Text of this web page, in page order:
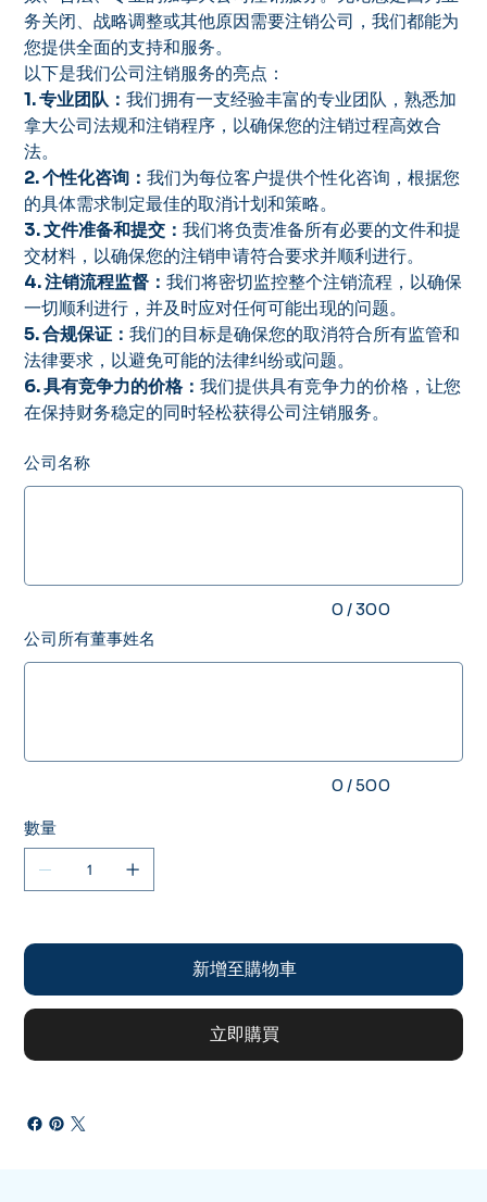
务关闭、战略调整或其他原因需要注销公司，我们都能为
您提供全面的支持和服务。
以下是我们公司注销服务的亮点：
1. 专业团队：我们拥有一支经验丰富的专业团队，熟悉加
拿大公司法规和注销程序，以确保您的注销过程高效合
法。
2. 个性化咨询：我们为每位客户提供个性化咨询，根据您
的具体需求制定最佳的取消计划和策略。
3. 文件准备和提交：我们将负责准备所有必要的文件和提
交材料，以确保您的注销申请符合要求并顺利进行。
4. 注销流程监督：我们将密切监控整个注销流程，以确保
一切顺利进行，并及时应对任何可能出现的问题。
5. 合规保证：我们的目标是确保您的取消符合所有监管和
法律要求，以避免可能的法律纠纷或问题。
6. 具有竞争力的价格：我们提供具有竞争力的价格，让您
在保持财务稳定的同时轻松获得公司注销服务。
公司名称
0 / 300
公司所有董事姓名
0 / 500
數量
新增至購物車
立即購買